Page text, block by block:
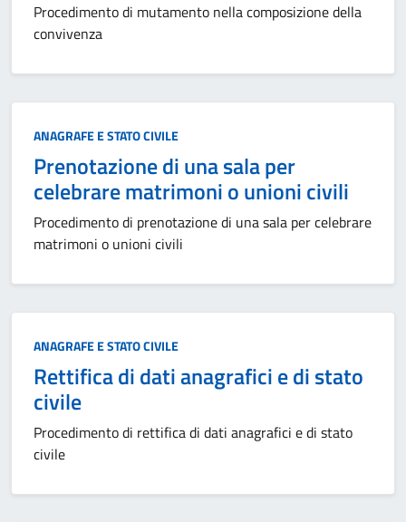
Procedimento di mutamento nella composizione della
convivenza
Categoria:
ANAGRAFE E STATO CIVILE
Prenotazione di una sala per
celebrare matrimoni o unioni civili
Procedimento di prenotazione di una sala per celebrare
matrimoni o unioni civili
Categoria:
ANAGRAFE E STATO CIVILE
Rettifica di dati anagrafici e di stato
civile
Procedimento di rettifica di dati anagrafici e di stato
civile